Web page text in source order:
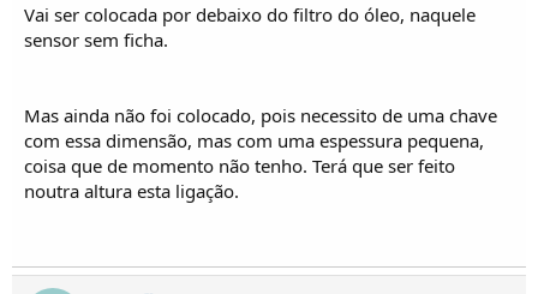
Vai ser colocada por debaixo do filtro do óleo, naquele
sensor sem ficha.
Mas ainda não foi colocado, pois necessito de uma chave
com essa dimensão, mas com uma espessura pequena,
coisa que de momento não tenho. Terá que ser feito
noutra altura esta ligação.